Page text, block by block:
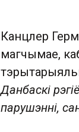
Канцлер
магчымае,
Данбаскі
парушэнні,